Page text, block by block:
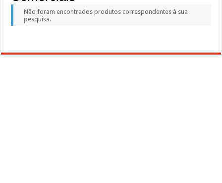
Não foram encontrados produtos correspondentes à sua
pesquisa.